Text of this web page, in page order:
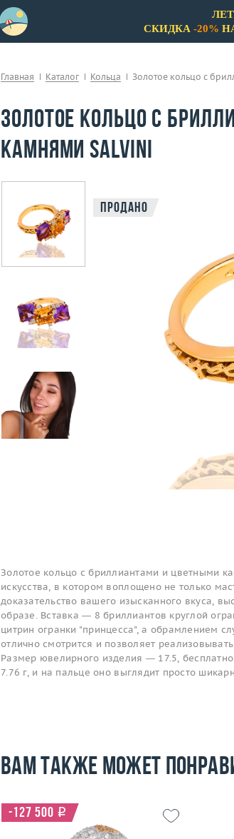
СКИДКА -20%
Главная Каталог Кольца Золотое кольцо с
Золотое кольцо с
камнями Salvini
Продано
Золотое кольцо с бриллиантами и цветными
искусства, в котором воплощено не только
доказательство вашего изысканного вкуса,
образе. Вставка — 8 бриллиантов круглой
цитрин огранки "принцесса", а обрамлением
отлично смотрится и позволяет
Размер ювелирного изделия — 17.5,
7.76 г, и на пальце оно выглядит просто
Вам также может
-127 500 i